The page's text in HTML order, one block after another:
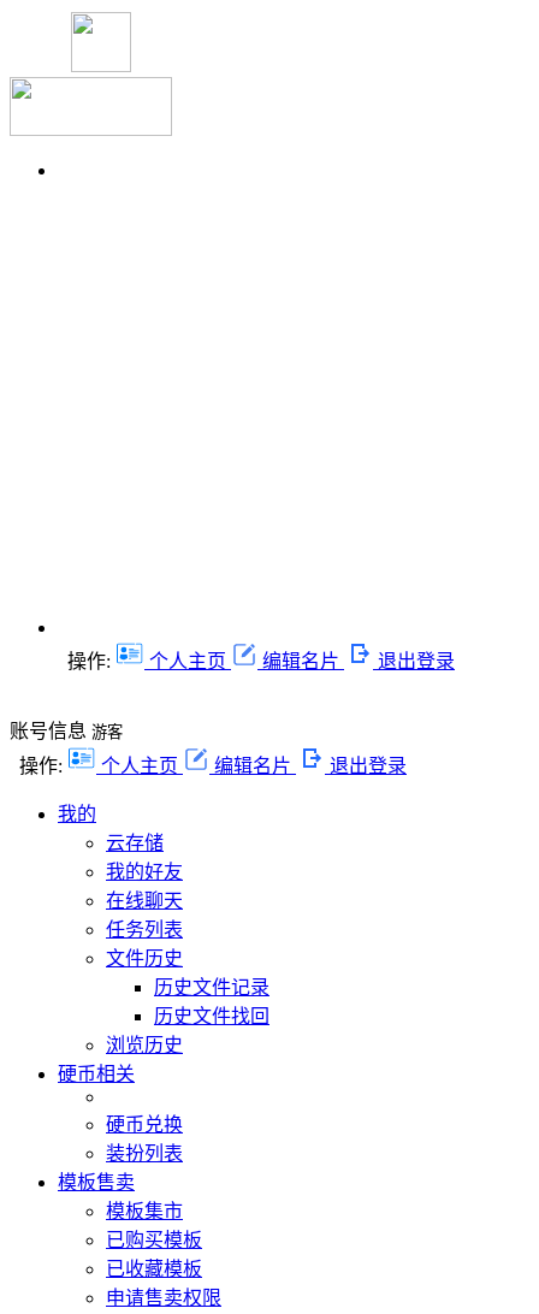
操作: 个人主页 编辑名片 退出登录
账号信息 游客
操作: 个人主页 编辑名片 退出登录
我的
云存储
我的好友
在线聊天
任务列表
文件历史
历史文件记录
历史文件找回
浏览历史
硬币相关
硬币兑换
装扮列表
模板售卖
模板集市
已购买模板
已收藏模板
申请售卖权限